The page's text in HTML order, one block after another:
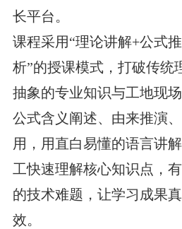
长平台。
课程采用“理论讲解+公式
析”的授课模式，打破传统
抽象的专业知识与工地现
公式含义阐述、由来推演
用，用直白易懂的语言讲
工快速理解核心知识点，
的技术难题，让学习成果
效。